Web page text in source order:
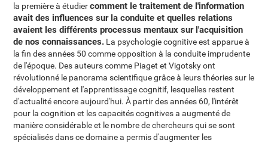
la première à étudiercomment le traitement de l'information
avait des influences sur la conduite et quelles relations
avaient les différents processus mentaux sur l'acquisition
de nos connaissances. La psychologie cognitive est apparue à
la fin des années 50 comme opposition à la conduite imprudente
de l'époque. Des auteurs comme Piaget et Vigotsky ont
révolutionné le panorama scientifique grâce à leurs théories sur le
développement et l'apprentissage cognitif, lesquelles restent
d'actualité encore aujourd'hui. À partir des années 60, l'intérêt
pour la cognition et les capacités cognitives a augmenté de
manière considérable et le nombre de chercheurs qui se sont
spécialisés dans ce domaine a permis d'augmenter les